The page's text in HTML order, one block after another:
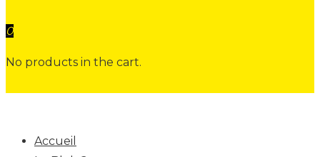
0
No products in the cart.
Accueil